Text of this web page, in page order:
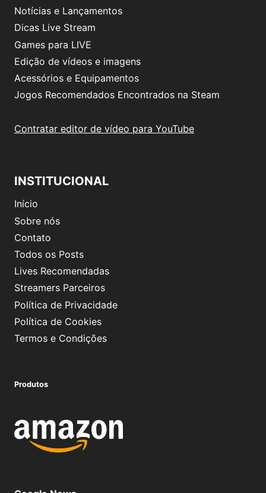
Notícias e Lançamentos
Dicas Live Stream
Games para LIVE
Edição de vídeos e imagens
Acessórios e Equipamentos
Jogos Recomendados Encontrados na Steam
Contratar editor de vídeo para YouTube
INSTITUCIONAL
Início
Sobre nós
Contato
Todos os Posts
Lives Recomendadas
Streamers Parceiros
Política de Privacidade
Política de Cookies
Termos e Condições
Produtos